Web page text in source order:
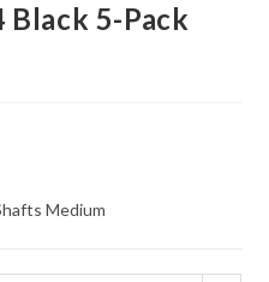
5-Pack
Medium